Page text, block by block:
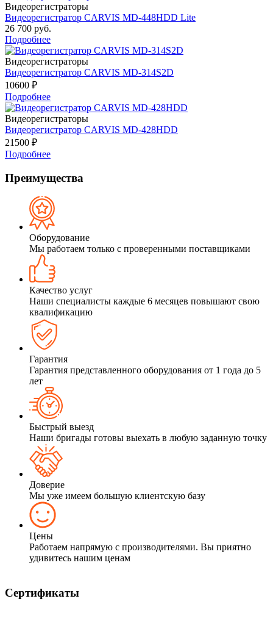
Видеорегистраторы
Видеорегистратор CARVIS MD-448HDD Lite
26 700 руб.
Подробнее
Видеорегистраторы
Видеорегистратор CARVIS MD-314S2D
10600 ₽
Подробнее
Видеорегистраторы
Видеорегистратор CARVIS MD-428HDD
21500 ₽
Подробнее
Преимущества
Оборудование
Мы работаем только с проверенными поставщиками
Качество услуг
Наши специалисты каждые 6 месяцев повышают свою
квалификацию
Гарантия
Гарантия представленного оборудования от 1 года до 5
лет
Быстрый выезд
Наши бригады готовы выехать в любую заданную точку
Доверие
Мы уже имеем большую клиентскую базу
Цены
Работаем напрямую с производителями. Вы приятно
удивитесь нашим ценам
Сертификаты